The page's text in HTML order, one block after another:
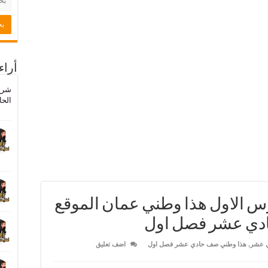
الاول هذا وطني عمان الموقع
عشر فصل اول
عشر,هذا وطني صف حادي عشر فصل اول اضف تعليق